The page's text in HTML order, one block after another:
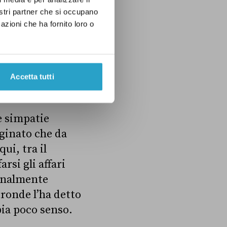
partner che si occupano
che ha fornito loro o
Accetta tutti
cento del
di
simpatie
che da
tra il
gli affari
l’ha detto
poco senso.